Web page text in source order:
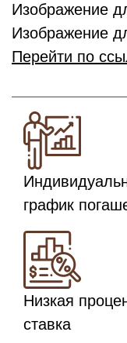
Изображение
Изображение
Перейти по
график
Низкая
ставка